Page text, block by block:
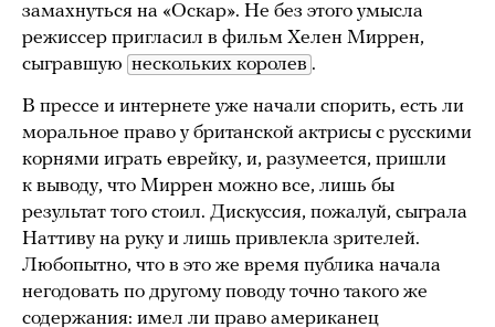
замахнуться на «Оскар». Не без этого умысла
режиссер пригласил в фильм Хелен Миррен,
сыгравшую нескольких королев .
В прессе и интернете уже начали спорить, есть ли
моральное право у британской актрисы с русскими
корнями играть еврейку, и, разумеется, пришли
к выводу, что Миррен можно все, лишь бы
результат того стоил. Дискуссия, пожалуй, сыграла
Наттиву на руку и лишь привлекла зрителей.
Любопытно, что в это же время публика начала
негодовать по другому поводу точно такого же
содержания: имел ли право американец